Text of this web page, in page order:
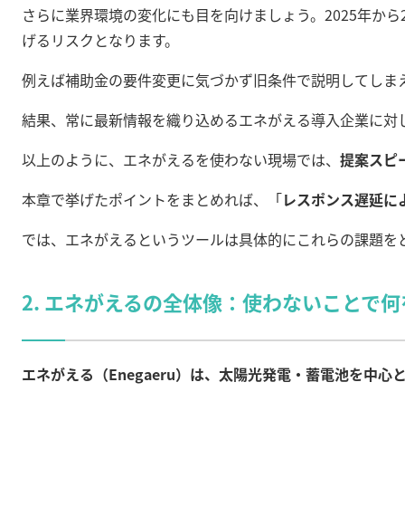
さらに業界環境の変化にも目を向けましょう。2025年か
げるリスクとなります。
例えば補助金の要件変更に気づかず旧条件で説明してし
結果、常に最新情報を織り込めるエネがえる導入企業に対
以上のように、エネがえるを使わない現場では、 提案スピ
本章で挙げたポイントをまとめれば、「レスポンス遅延に
では、エネがえるというツールは具体的にこれらの課題を
2. エネがえるの全体像：使わないことで
エネがえる（Enegaeru）は、太陽光発電・蓄電池を中心